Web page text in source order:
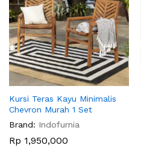
Kursi Teras Kayu Minimalis
Chevron Murah 1 Set
Brand: Indofurnia
Rp 1,950,000